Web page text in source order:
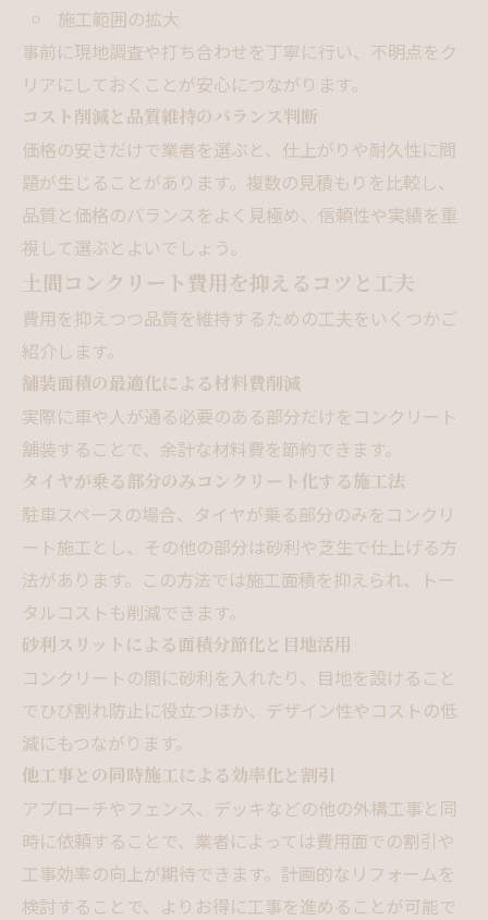
施工範囲の拡大
事前に現地調査や打ち合わせを丁寧に行い、不明点をク
リアにしておくことが安心につながります。
コスト削減と品質維持のバランス判断
価格の安さだけで業者を選ぶと、仕上がりや耐久性に問
題が生じることがあります。複数の見積もりを比較し、
品質と価格のバランスをよく見極め、信頼性や実績を重
視して選ぶとよいでしょう。
土間コンクリート費用を抑えるコツと工夫
費用を抑えつつ品質を維持するための工夫をいくつかご
紹介します。
舗装面積の最適化による材料費削減
実際に車や人が通る必要のある部分だけをコンクリート
舗装することで、余計な材料費を節約できます。
タイヤが乗る部分のみコンクリート化する施工法
駐車スペースの場合、タイヤが乗る部分のみをコンクリ
ート施工とし、その他の部分は砂利や芝生で仕上げる方
法があります。この方法では施工面積を抑えられ、トー
タルコストも削減できます。
砂利スリットによる面積分節化と目地活用
コンクリートの間に砂利を入れたり、目地を設けること
でひび割れ防止に役立つほか、デザイン性やコストの低
減にもつながります。
他工事との同時施工による効率化と割引
アプローチやフェンス、デッキなどの他の外構工事と同
時に依頼することで、業者によっては費用面での割引や
工事効率の向上が期待できます。計画的なリフォームを
検討することで、よりお得に工事を進めることが可能で